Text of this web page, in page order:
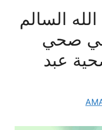
السالم
فني صحي
عبد